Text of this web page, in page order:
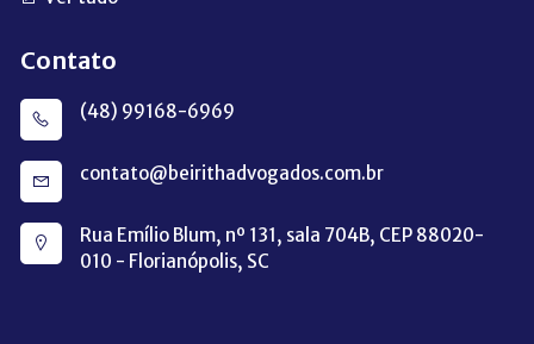
Contato
(48) 99168-6969
contato@beirithadvogados.com.br
Rua Emílio Blum, nº 131, sala 704B, CEP 88020-
010 - Florianópolis, SC